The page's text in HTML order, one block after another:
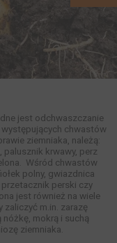
jest odchwaszczanie
chwastów
ziemniaka, należą:
krwawy, perz
Wśród chwastów
polny, gwiazdnica
perski czy
jest również na wiele
m.in. zarazę
nóżkę, mokrą i suchą
ziemniaka.